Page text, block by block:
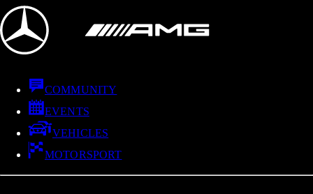
COMMUNITY
EVENTS
VEHICLES
MOTORSPORT